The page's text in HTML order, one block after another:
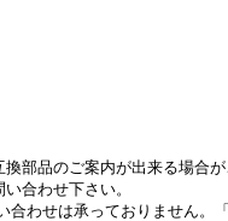
部品のご案内が出来る場合
合わせ下さい。
合わせは承っておりません。